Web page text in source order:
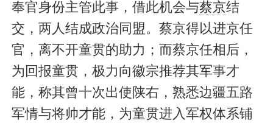
奉官身份主管此事，借此机会与蔡京结
交，两人结成政治同盟。蔡京得以进京任
官，离不开童贯的助力；而蔡京任相后，
为回报童贯，极力向徽宗推荐其军事才
能，称其曾十次出使陕右，熟悉边疆五路
军情与将帅才能，为童贯进入军权体系铺